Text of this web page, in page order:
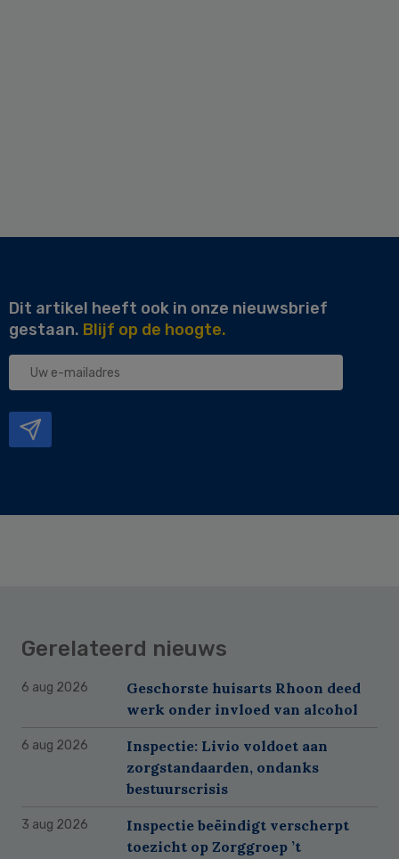
Dit artikel heeft ook in onze nieuwsbrief
gestaan. Blijf op de hoogte.
Uw
Gerelateerd nieuws
6 aug 2026
Geschorste huisarts Rhoon deed
werk onder invloed van alcohol
6 aug 2026
Inspectie: Livio voldoet aan
zorgstandaarden, ondanks
bestuurscrisis
3 aug 2026
Inspectie beëindigt verscherpt
toezicht op Zorggroep ’t